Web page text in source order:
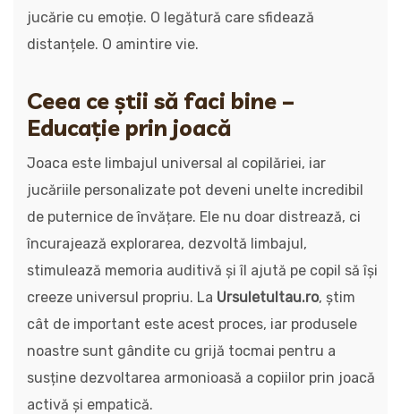
jucărie cu emoție. O legătură care sfidează
distanțele. O amintire vie.
Ceea ce știi să faci bine –
Educație prin joacă
Joaca este limbajul universal al copilăriei, iar
jucăriile personalizate pot deveni unelte incredibil
de puternice de învățare. Ele nu doar distrează, ci
încurajează explorarea, dezvoltă limbajul,
stimulează memoria auditivă și îl ajută pe copil să își
creeze universul propriu. La Ursuletultau.ro, știm
cât de important este acest proces, iar produsele
noastre sunt gândite cu grijă tocmai pentru a
susține dezvoltarea armonioasă a copiilor prin joacă
activă și empatică.